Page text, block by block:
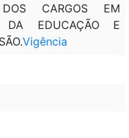
DOS CARGOS EM
DA EDUCAÇÃO E
Vigência